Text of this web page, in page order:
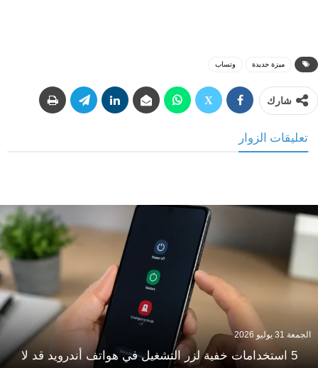
ميزة جديدة وتساب
شارك
تعليقات الزوار
5 استخدامات خفية لزر التشغيل في هواتف أندرويد قد لا
الجمعة 31 يوليو 2026